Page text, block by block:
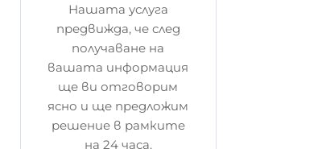
Нашата услуга
предвижда, че след
получаване на
вашата информация
ще ви отговорим
ясно и ще предложим
решение в рамките
на 24 часа.